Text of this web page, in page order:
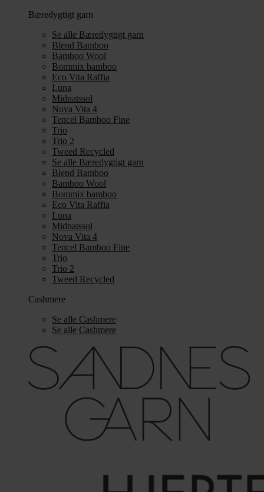
Bæredygtigt garn
Se alle Bæredygtigt garn
Blend Bamboo
Bamboo Wool
Bommix bamboo
Eco Vita Raffia
Luna
Midnatssol
Nova Vita 4
Tencel Bamboo Fine
Trio
Trio 2
Tweed Recycled
Se alle Bæredygtigt garn
Blend Bamboo
Bamboo Wool
Bommix bamboo
Eco Vita Raffia
Luna
Midnatssol
Nova Vita 4
Tencel Bamboo Fine
Trio
Trio 2
Tweed Recycled
Cashmere
Se alle Cashmere
Se alle Cashmere